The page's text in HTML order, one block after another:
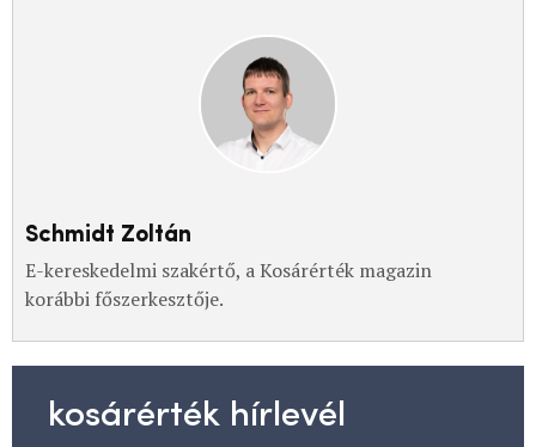
Schmidt Zoltán
E-kereskedelmi szakértő, a Kosárérték magazin
korábbi főszerkesztője.
kosárérték hírlevél